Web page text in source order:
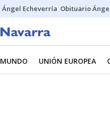
Ángel Echeverría Obituario
MUNDO UNIÓN EUROPEA